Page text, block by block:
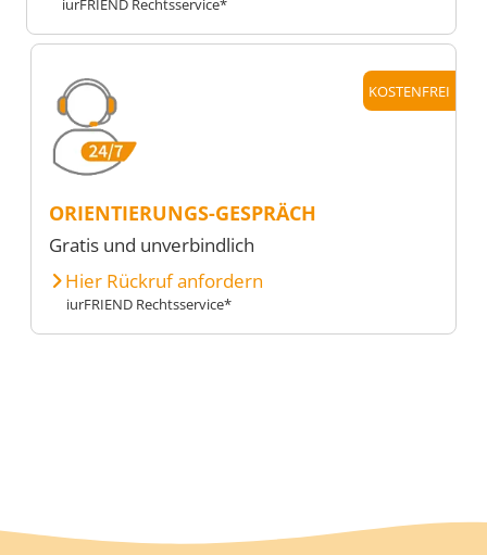
iurFRIEND Rechtsservice*
KOSTENFREI
ORIENTIERUNGS-GESPRÄCH
Gratis und unverbindlich
Hier Rückruf anfordern
iurFRIEND Rechtsservice*